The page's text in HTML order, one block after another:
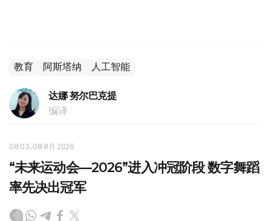
教育 阿斯塔纳 人工智能
达娜 努尔巴克提
编译
08:03, 08 8月 2026
“未来运动会—2026”进入冲冠阶段 数字舞蹈
率先决出冠军